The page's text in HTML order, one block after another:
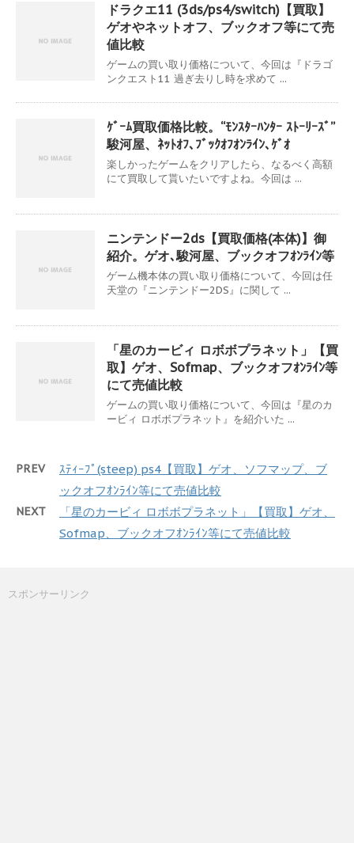
ドラクエ11 (3ds/ps4/switch)【買取】
ゲオやネットオフ、ブックオフ等にて売
値比較
ゲームの買い取り価格について、今回は『ドラゴ
ンクエスト11 過ぎ去りし時を求めて ...
ｹﾞｰﾑ買取価格比較。“ﾓﾝｽﾀｰﾊﾝﾀｰ ｽﾄｰﾘｰｽﾞ”
駿河屋、ﾈｯﾄｵﾌ､ﾌﾞｯｸｵﾌｵﾝﾗｲﾝ､ｹﾞｵ
楽しかったゲームをクリアしたら、なるべく高額
にて買取して貰いたいですよね。今回は ...
ニンテンドー2ds【買取価格(本体)】御
紹介。ゲオ､駿河屋、ブックオフｵﾝﾗｲﾝ等
ゲーム機本体の買い取り価格について、今回は任
天堂の『ニンテンドー2DS』に関して ...
「星のカービィ ロボボプラネット」【買
取】ゲオ、Sofmap、ブックオフｵﾝﾗｲﾝ等
にて売値比較
ゲームの買い取り価格について、今回は『星のカ
ービィ ロボボプラネット』を紹介いた ...
PREV
ｽﾃｨｰﾌﾟ(steep) ps4【買取】ゲオ、ソフマップ、ブ
ックオフｵﾝﾗｲﾝ等にて売値比較
NEXT
「星のカービィ ロボボプラネット」【買取】ゲオ、
Sofmap、ブックオフｵﾝﾗｲﾝ等にて売値比較
スポンサーリンク